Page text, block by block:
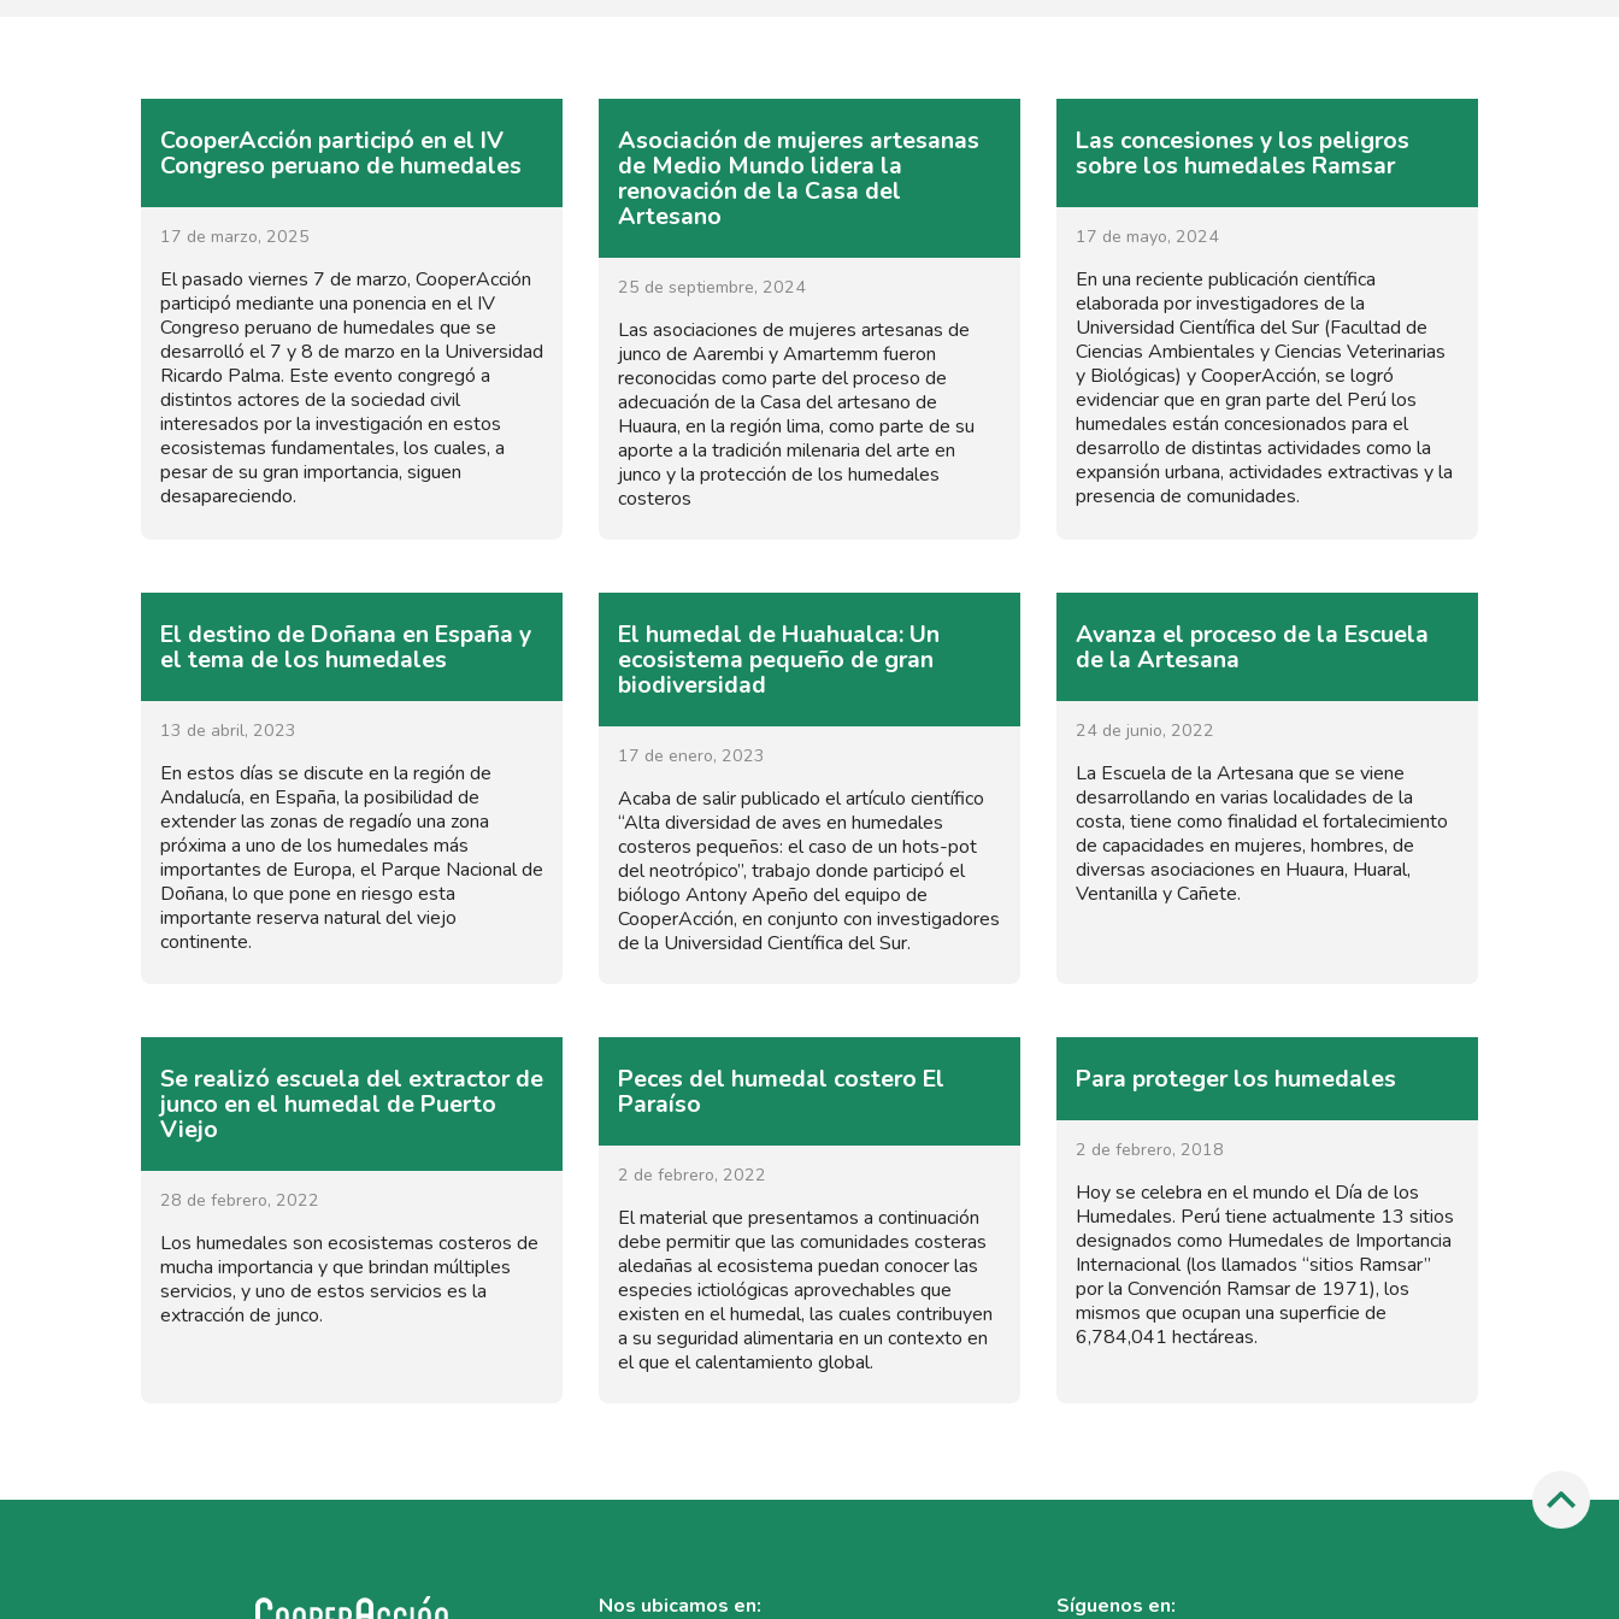
CooperAcción participó en el IV
Congreso peruano de humedales
17 de marzo, 2025
El pasado viernes 7 de marzo, CooperAcción
participó mediante una ponencia en el IV
Congreso peruano de humedales que se
desarrolló el 7 y 8 de marzo en la Universidad
Ricardo Palma. Este evento congregó a
distintos actores de la sociedad civil
interesados por la investigación en estos
ecosistemas fundamentales, los cuales, a
pesar de su gran importancia, siguen
desapareciendo.
Asociación de mujeres artesanas
de Medio Mundo lidera la
renovación de la Casa del
Artesano
25 de septiembre, 2024
Las asociaciones de mujeres artesanas de
junco de Aarembi y Amartemm fueron
reconocidas como parte del proceso de
adecuación de la Casa del artesano de
Huaura, en la región lima, como parte de su
aporte a la tradición milenaria del arte en
junco y la protección de los humedales
costeros
Las concesiones y los peligros
sobre los humedales Ramsar
17 de mayo, 2024
En una reciente publicación científica
elaborada por investigadores de la
Universidad Científica del Sur (Facultad de
Ciencias Ambientales y Ciencias Veterinarias
y Biológicas) y CooperAcción, se logró
evidenciar que en gran parte del Perú los
humedales están concesionados para el
desarrollo de distintas actividades como la
expansión urbana, actividades extractivas y la
presencia de comunidades.
El destino de Doñana en España y
el tema de los humedales
13 de abril, 2023
En estos días se discute en la región de
Andalucía, en España, la posibilidad de
extender las zonas de regadío una zona
próxima a uno de los humedales más
importantes de Europa, el Parque Nacional de
Doñana, lo que pone en riesgo esta
importante reserva natural del viejo
continente.
El humedal de Huahualca: Un
ecosistema pequeño de gran
biodiversidad
17 de enero, 2023
Acaba de salir publicado el artículo científico
“Alta diversidad de aves en humedales
costeros pequeños: el caso de un hots-pot
del neotrópico”, trabajo donde participó el
biólogo Antony Apeño del equipo de
CooperAcción, en conjunto con investigadores
de la Universidad Científica del Sur.
Avanza el proceso de la Escuela
de la Artesana
24 de junio, 2022
La Escuela de la Artesana que se viene
desarrollando en varias localidades de la
costa, tiene como finalidad el fortalecimiento
de capacidades en mujeres, hombres, de
diversas asociaciones en Huaura, Huaral,
Ventanilla y Cañete.
Se realizó escuela del extractor de
junco en el humedal de Puerto
Viejo
28 de febrero, 2022
Los humedales son ecosistemas costeros de
mucha importancia y que brindan múltiples
servicios, y uno de estos servicios es la
extracción de junco.
Peces del humedal costero El
Paraíso
2 de febrero, 2022
El material que presentamos a continuación
debe permitir que las comunidades costeras
aledañas al ecosistema puedan conocer las
especies ictiológicas aprovechables que
existen en el humedal, las cuales contribuyen
a su seguridad alimentaria en un contexto en
el que el calentamiento global.
Para proteger los humedales
2 de febrero, 2018
Hoy se celebra en el mundo el Día de los
Humedales. Perú tiene actualmente 13 sitios
designados como Humedales de Importancia
Internacional (los llamados “sitios Ramsar”
por la Convención Ramsar de 1971), los
mismos que ocupan una superficie de
6,784,041 hectáreas.
Nos ubicamos en: Síguenos en: